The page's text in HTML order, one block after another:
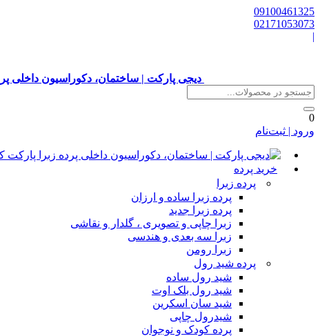
09100461325
02171053073
|
دیجی پارکت | ساختمان، دکوراسیون داخلی
0
ورود | ثبت‌نام
خرید پرده
پرده زبرا
پرده زبرا ساده و ارزان
پرده زبرا جدید
زبرا چاپی و تصویری ، گلدار و نقاشی
زبرا سه بعدی و هندسی
زبرا رومن
پرده شید رول
شید رول ساده
شید رول بلک اوت
شید سان اسکرین
شیدرول چاپی
پرده کودک و نوجوان